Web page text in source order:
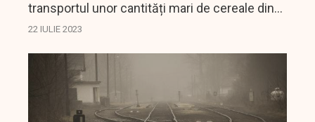
transportul unor cantități mari de cereale din
Ucraina şi chiar consideră că va obţine un
22 IULIE 2023